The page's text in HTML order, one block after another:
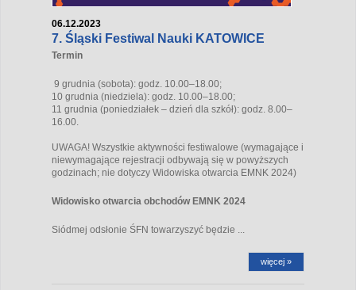
06.12.2023
7. Śląski Festiwal Nauki KATOWICE
Termin
9 grudnia (sobota): godz. 10.00–18.00;
10 grudnia (niedziela): godz. 10.00–18.00;
11 grudnia (poniedziałek – dzień dla szkół): godz. 8.00–
16.00.
UWAGA! Wszystkie aktywności festiwalowe (wymagające i
niewymagające rejestracji odbywają się w powyższych
godzinach; nie dotyczy Widowiska otwarcia EMNK 2024)
Widowisko otwarcia obchodów EMNK 2024
Siódmej odsłonie ŚFN towarzyszyć będzie ...
więcej »